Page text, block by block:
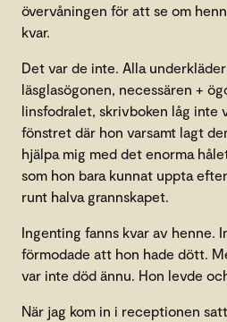
övervåningen för att se om
kvar.
Det var de inte. Alla
läsglasögonen, necessären +
linsfodralet, skrivboken låg inte
fönstret där hon varsamt lagt
hjälpa mig med det enorma
som hon bara kunnat uppta
runt halva grannskapet.
Ingenting fanns kvar av henne.
förmodade att hon hade dött.
var inte död ännu. Hon levde
När jag kom in i receptionen